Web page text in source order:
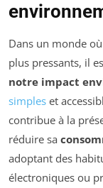
Dans un monde
plus pressants, il
notre impact
simples et
contribue à la
réduire sa
adoptant des
électroniques ou